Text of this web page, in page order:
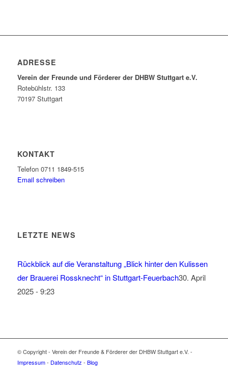
ADRESSE
Verein der Freunde und Förderer der DHBW Stuttgart e.V.
Rotebühlstr. 133
70197 Stuttgart
KONTAKT
Telefon 0711 1849-515
Email schreiben
LETZTE NEWS
Rückblick auf die Veranstaltung „Blick hinter den Kulissen
der Brauerei Rossknecht“ in Stuttgart-Feuerbach30. April
2025 - 9:23
© Copyright - Verein der Freunde & Förderer der DHBW Stuttgart e.V. -
Impressum- Datenschutz - Blog